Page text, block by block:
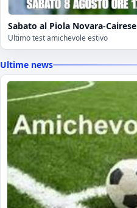
Sabato al Piola Novara-Cairese
Ultimo test amichevole estivo
Ultime news